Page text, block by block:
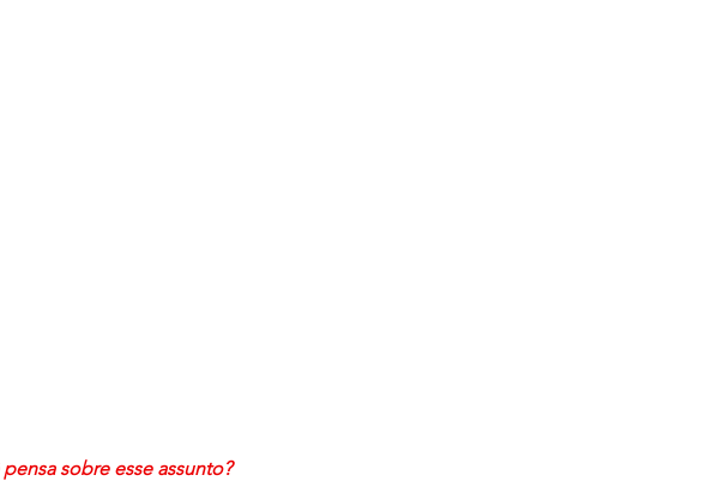
sobre esse assunto?